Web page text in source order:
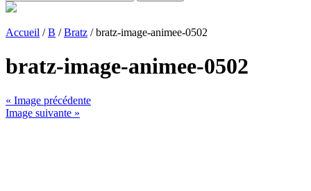
Accueil /B /Bratz / bratz-image-animee-0502
bratz-image-animee-0502
« Image précédente
Image suivante »